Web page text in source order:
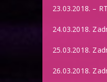
23.03.2018. –
24.03.2018.
25.03.2018.
26.03.2018.